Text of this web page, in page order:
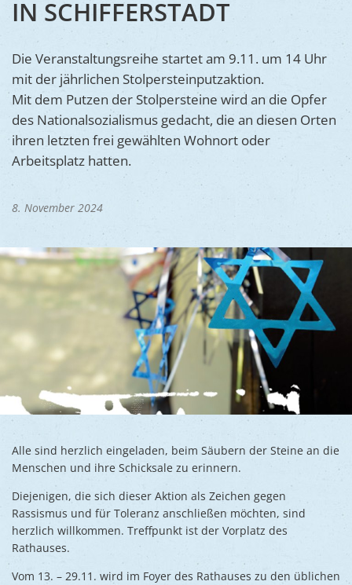
Ukraine
Wir als
IN SCHIFFERSTADT
Die Veranstaltungsreihe startet am 9.11. um 14 Uhr
mit der jährlichen Stolpersteinputzaktion.
Mit dem Putzen der Stolpersteine wird an die Opfer
des Nationalsozialismus gedacht, die an diesen Orten
ihren letzten frei gewählten Wohnort oder
Arbeitsplatz hatten.
8. November 2024
Alle sind herzlich eingeladen, beim Säubern der Steine an die
Menschen und ihre Schicksale zu erinnern.
Diejenigen, die sich dieser Aktion als Zeichen gegen
Rassismus und für Toleranz anschließen möchten, sind
herzlich willkommen. Treffpunkt ist der Vorplatz des
Rathauses.
Vom 13. – 29.11. wird im Foyer des Rathauses zu den üblichen